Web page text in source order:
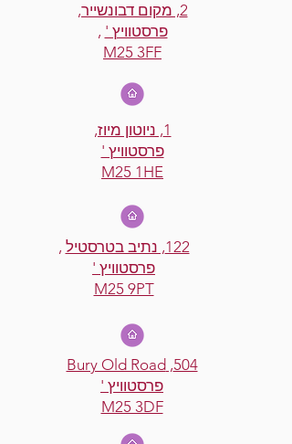
2, מקום דבונשייר,
פרסטוויץ ' ,
M25 3FF
1, ניוטון מיוז,
פרסטוויץ '
M25 1HE
122, נתיב בטרסטיל
,
פרסטוויץ '
M25 9PT
504, Bury Old Road
פרסטוויץ '
M25 3DF